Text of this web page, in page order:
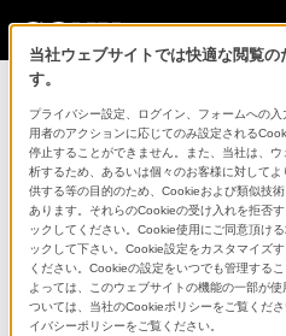
コンスーマ
プロフェッショナ
するサポート・お
専用窓口のある業務用商品に
当社ウェブサイトでは快適な閲覧
す。
プライバシー設定、ログイン、フォームへの
用者のアクションに応じてのみ設定される
停止することができません。また、当社は、
析するため、あるいは個々のお客様に対して
供する等の目的のため、Cookieおよび類似技
あります。それらのCookieの受け入れを拒否
ックしてください。Cookie使用にご同意頂け
ックして下さい。Cookie設定をカスタマイズ
ください。Cookieの設定をいつでも管理する
よっては、このウェブサイトの機能の一部が
ついては、当社のCookieポリシーをご覧くだ
イバシーポリシーをご覧ください。